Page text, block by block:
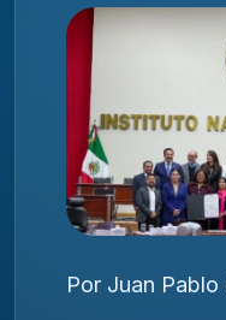
Por Juan Pablo